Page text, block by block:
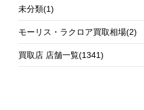
未分類(1)
モーリス・ラクロア買取相場(2)
買取店 店舗一覧(1341)